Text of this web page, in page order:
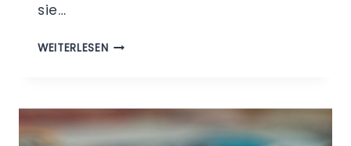
sie…
WEITERLESENDATENSCHUTZBEAUFTRAGTER
IN
ÖSTERREICHISCHEN